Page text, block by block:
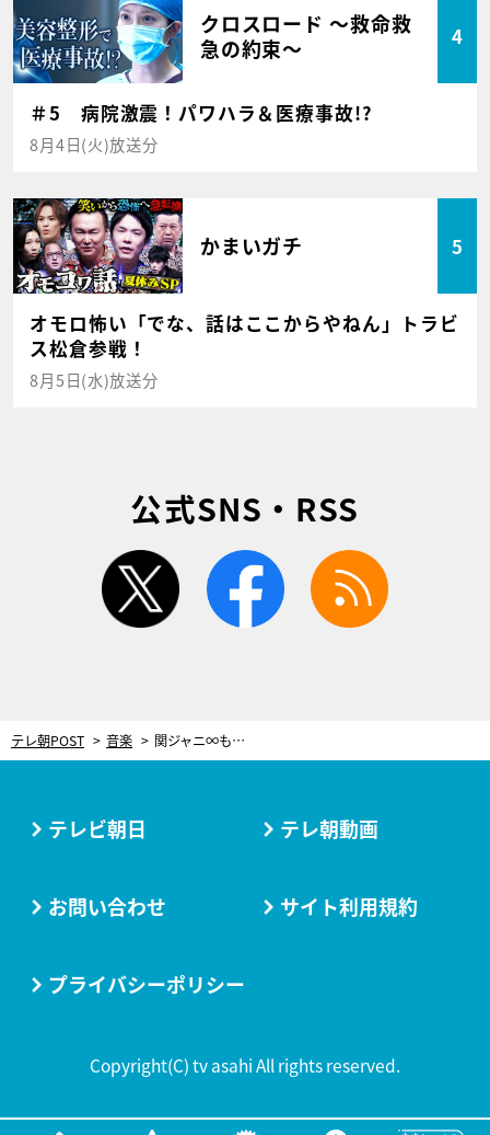
クロスロード ～救命救
急の約束～
4
＃5 病院激震！パワハラ＆医療事故!?
8月4日(火)放送分
かまいガチ 5
オモロ怖い「でな、話はここからやねん」トラビ
ス松倉参戦！
8月5日(水)放送分
公式SNS・RSS
twitter facebook
テレ朝POST 音楽 関ジャニ∞も度肝を抜かれる！クラシックからポップスへ…“異色の経歴”の3人が登場
テレビ朝日 テレ朝動画
お問い合わせ サイト利用規約
プライバシーポリシー
Copyright(C) tv asahi All rights reserved.